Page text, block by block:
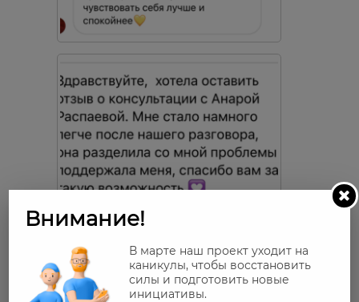
Внимание!
В марте наш проект уходит на
каникулы, чтобы восстановить
силы и подготовить новые
инициативы.